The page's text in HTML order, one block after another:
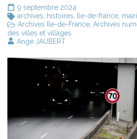
9 septembre 2024
archives
histoires Ile-de-france
Archives Ile-de-France Archives
des villes et villages
Ange JAUBERT